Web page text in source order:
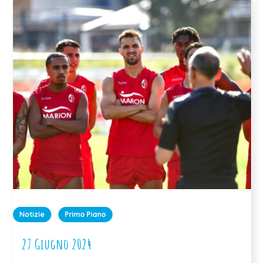
Notizie Primo Piano
27 Giugno 2024